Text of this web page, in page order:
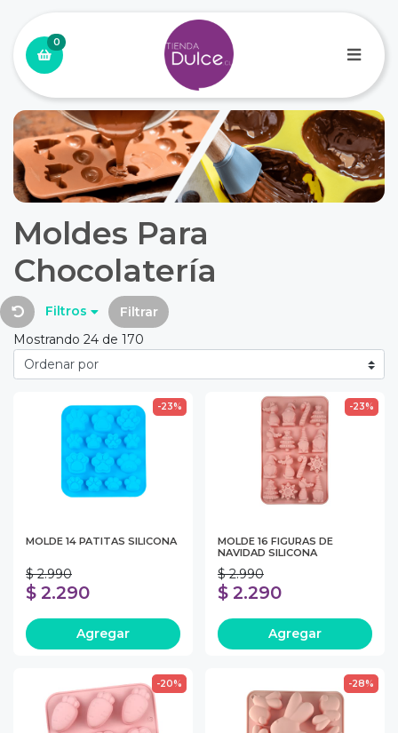
0
Moldes Para
Chocolatería
Filtros
Filtrar
Mostrando 24 de 170
-23%
MOLDE 14 PATITAS SILICONA
$ 2.990
$ 2.290
Agregar
-23%
MOLDE 16 FIGURAS DE
NAVIDAD SILICONA
$ 2.990
$ 2.290
Agregar
-20% -28%